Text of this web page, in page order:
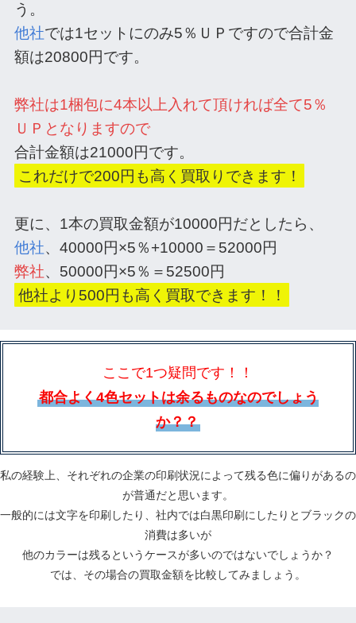
う。
他社では1セットにのみ5％ＵＰですので合計金
額は20800円です。
弊社は1梱包に4本以上入れて頂ければ全て5％
ＵＰとなりますので
合計金額は21000円です。
これだけで200円も高く買取りできます！
更に、1本の買取金額が10000円だとしたら、
他社、40000円×5％+10000＝52000円
弊社、50000円×5％＝52500円
他社より500円も高く買取できます！！
ここで1つ疑問です！！
都合よく4色セットは余るものなのでしょう
か？？
私の経験上、それぞれの企業の印刷状況によって残る色に偏りがあるの
が普通だと思います。
一般的には文字を印刷したり、社内では白黒印刷にしたりとブラックの
消費は多いが
他のカラーは残るというケースが多いのではないでしょうか？
では、その場合の買取金額を比較してみましょう。